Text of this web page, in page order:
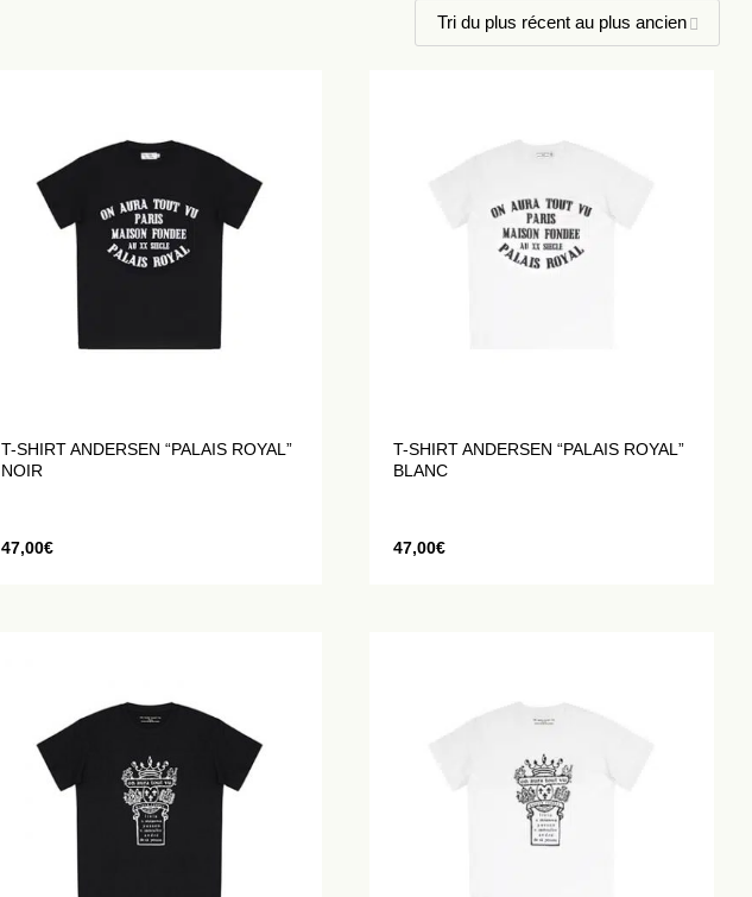
T-SHIRT ANDERSEN “PALAIS ROYAL”
NOIR
47,00€
T-SHIRT ANDERSEN “PALAIS ROYAL”
BLANC
47,00€